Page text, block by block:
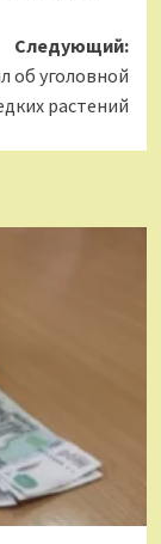
Следующий:
об уголовной
растений